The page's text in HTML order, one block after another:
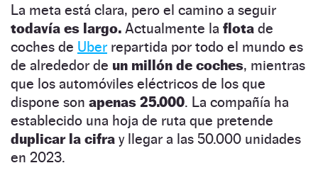
La meta está clara, pero el camino a seguir
todavía es largo. Actualmente la flota de
coches de Uber repartida por todo el mundo es
de alrededor de un millón de coches, mientras
que los automóviles eléctricos de los que
dispone son apenas 25.000. La compañía ha
establecido una hoja de ruta que pretende
duplicar la cifra y llegar a las 50.000 unidades
en 2023.